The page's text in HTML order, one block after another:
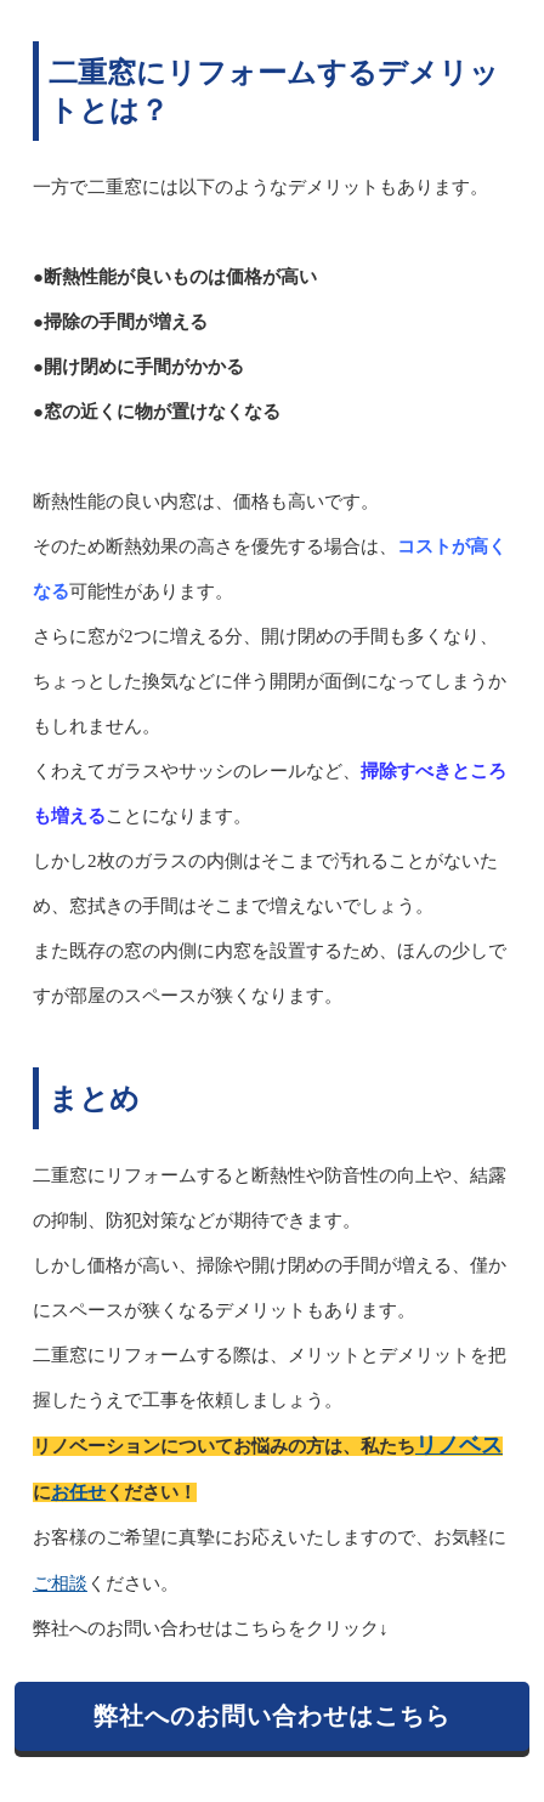
二重窓にリフォームするデメリッ
トとは？
一方で二重窓には以下のようなデメリットもあります。
●断熱性能が良いものは価格が高い
●掃除の手間が増える
●開け閉めに手間がかかる
●窓の近くに物が置けなくなる
断熱性能の良い内窓は、価格も高いです。
そのため断熱効果の高さを優先する場合は、 コストが高く
なる可能性があります。
さらに窓が2つに増える分、開け閉めの手間も多くなり、
ちょっとした換気などに伴う開閉が面倒になってしまうか
もしれません。
くわえてガラスやサッシのレールなど、 掃除すべきところ
も増えることになります。
しかし2枚のガラスの内側はそこまで汚れることがないた
め、窓拭きの手間はそこまで増えないでしょう。
また既存の窓の内側に内窓を設置するため、ほんの少しで
すが部屋のスペースが狭くなります。
まとめ
二重窓にリフォームすると断熱性や防音性の向上や、結露
の抑制、防犯対策などが期待できます。
しかし価格が高い、掃除や開け閉めの手間が増える、僅か
にスペースが狭くなるデメリットもあります。
二重窓にリフォームする際は、メリットとデメリットを把
握したうえで工事を依頼しましょう。
リノベーションについてお悩みの方は、私たちリノベス
にお任せください！
お客様のご希望に真摯にお応えいたしますので、お気軽に
ご相談 ください。
弊社へのお問い合わせはこちらをクリック↓
弊社へのお問い合わせはこちら